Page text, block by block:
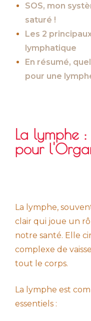
SOS, mon
saturé !
Les 2
lymphatique
En résumé,
pour une
La lymphe
pour
La lymphe,
clair qui joue un
notre santé. Elle
complexe de
tout le corps.
La lymphe est
essentiels :